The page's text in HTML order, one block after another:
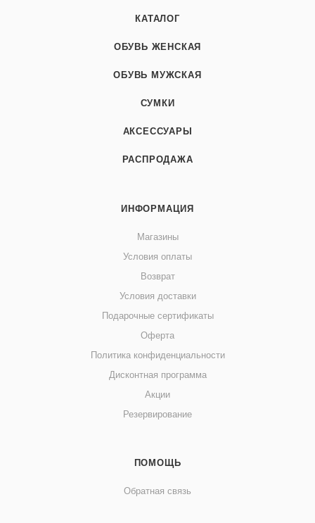
КАТАЛОГ
ОБУВЬ ЖЕНСКАЯ
ОБУВЬ МУЖСКАЯ
СУМКИ
АКСЕССУАРЫ
РАСПРОДАЖА
ИНФОРМАЦИЯ
Магазины
Условия оплаты
Возврат
Условия доставки
Подарочные сертификаты
Оферта
Политика конфиденциальности
Дисконтная программа
Акции
Резервирование
ПОМОЩЬ
Обратная связь